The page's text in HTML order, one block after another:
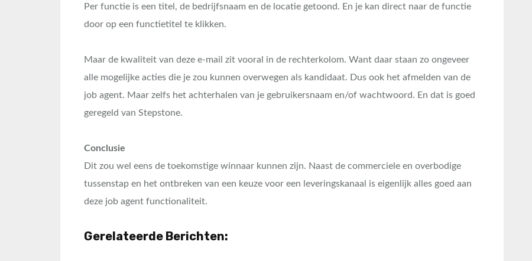
Per functie is een titel, de bedrijfsnaam en de locatie getoond. En je kan direct naar de functie
door op een functietitel te klikken.
Maar de kwaliteit van deze e-mail zit vooral in de rechterkolom. Want daar staan zo ongeveer
alle mogelijke acties die je zou kunnen overwegen als kandidaat. Dus ook het afmelden van de
job agent. Maar zelfs het achterhalen van je gebruikersnaam en/of wachtwoord. En dat is goed
geregeld van Stepstone.
Conclusie
Dit zou wel eens de toekomstige winnaar kunnen zijn. Naast de commerciele en overbodige
tussenstap en het ontbreken van een keuze voor een leveringskanaal is eigenlijk alles goed aan
deze job agent functionaliteit.
Gerelateerde Berichten: